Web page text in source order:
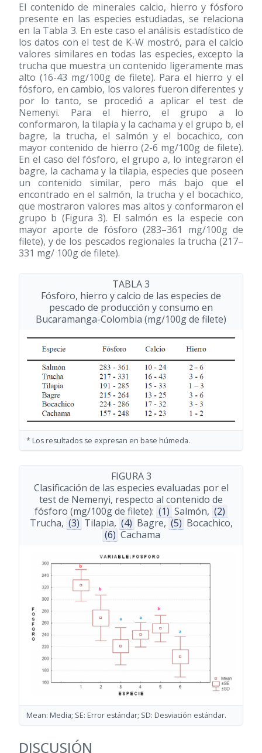
El contenido de minerales calcio, hierro y fósforo
presente en las especies estudiadas, se relaciona
en la Tabla 3. En este caso el análisis estadístico de
los datos con el test de K-W mostró, para el calcio
valores similares en todas las especies, excepto la
trucha que muestra un contenido ligeramente mas
alto (16-43 mg/100g de filete). Para el hierro y el
fósforo, en cambio, los valores fueron diferentes y
por lo tanto, se procedió a aplicar el test de
Nemenyi. Para el hierro, el grupo a lo
conformaron, la tilapia y la cachama y el grupo b, el
bagre, la trucha, el salmón y el bocachico, con
mayor contenido de hierro (2-6 mg/100g de filete).
En el caso del fósforo, el grupo a, lo integraron el
bagre, la cachama y la tilapia, especies que poseen
un contenido similar, pero más bajo que el
encontrado en el salmón, la trucha y el bocachico,
que mostraron valores mas altos y conformaron el
grupo b (Figura 3). El salmón es la especie con
mayor aporte de fósforo (283–361 mg/100g de
filete), y de los pescados regionales la trucha (217–
331 mg/ 100g de filete).
TABLA 3
Fósforo, hierro y calcio de las especies de
pescado de producción y consumo en
Bucaramanga-Colombia (mg/100g de filete)
* Los resultados se expresan en base húmeda.
FIGURA 3
Clasificación de las especies evaluadas por el
test de Nemenyi, respecto al contenido de
fósforo (mg/100g de filete): (1) Salmón, (2)
Trucha, (3) Tilapia, (4) Bagre, (5) Bocachico,
(6) Cachama
Mean: Media; SE: Error estándar; SD: Desviación estándar.
DISCUSIÓN